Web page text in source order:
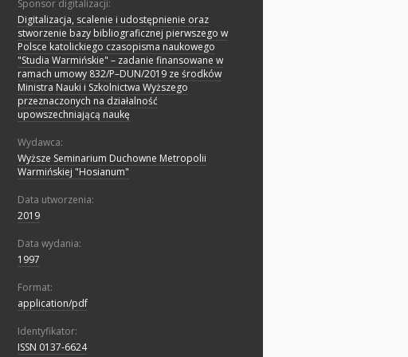
Sponsor digitalizacji:
Digitalizacja, scalenie i udostępnienie oraz
stworzenie bazy bibliograficznej pierwszego w
Polsce katolickiego czasopisma naukowego
"Studia Warmińskie" – zadanie finansowane w
ramach umowy 832/P–DUN/2019 ze środków
Ministra Nauki i Szkolnictwa Wyższego
przeznaczonych na działalność
upowszechniającą naukę
Wydawca:
Wyższe Seminarium Duchowne Metropolii
Warmińskiej "Hosianum"
Data utworzenia:
2019
Data wydania:
1997
Format:
application/pdf
Identyfikator:
ISSN 0137-6624